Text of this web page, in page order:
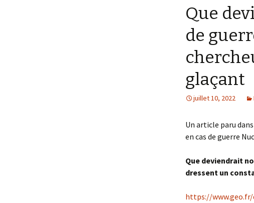
Que
de
glaçant
juillet 10, 2022
Un article paru
en cas de guerre
Que deviendrait
dressent un
https://